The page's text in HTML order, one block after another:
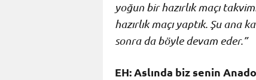
yoğun bir hazırlık maçı
hazırlık maçı yaptık. Şu ana
sonra da böyle devam eder.”
EH: Aslında biz senin